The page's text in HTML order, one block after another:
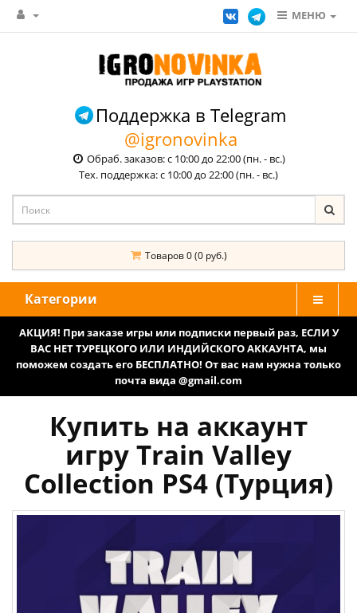
МЕНЮ
Поддержка в Telegram
@igronovinka
Обраб. заказов: с 10:00 до 22:00 (пн. - вс.)
Тех. поддержка: с 10:00 до 22:00 (пн. - вс.)
Товаров 0 (0 руб.)
Категории
АКЦИЯ! При заказе игры или подписки первый раз, ЕСЛИ У
ВАС НЕТ ТУРЕЦКОГО ИЛИ ИНДИЙСКОГО АККАУНТА, мы
поможем создать его БЕСПЛАТНО! От вас нам нужна только
почта вида @gmail.com
Купить на аккаунт
игру Train Valley
Collection PS4 (Турция)